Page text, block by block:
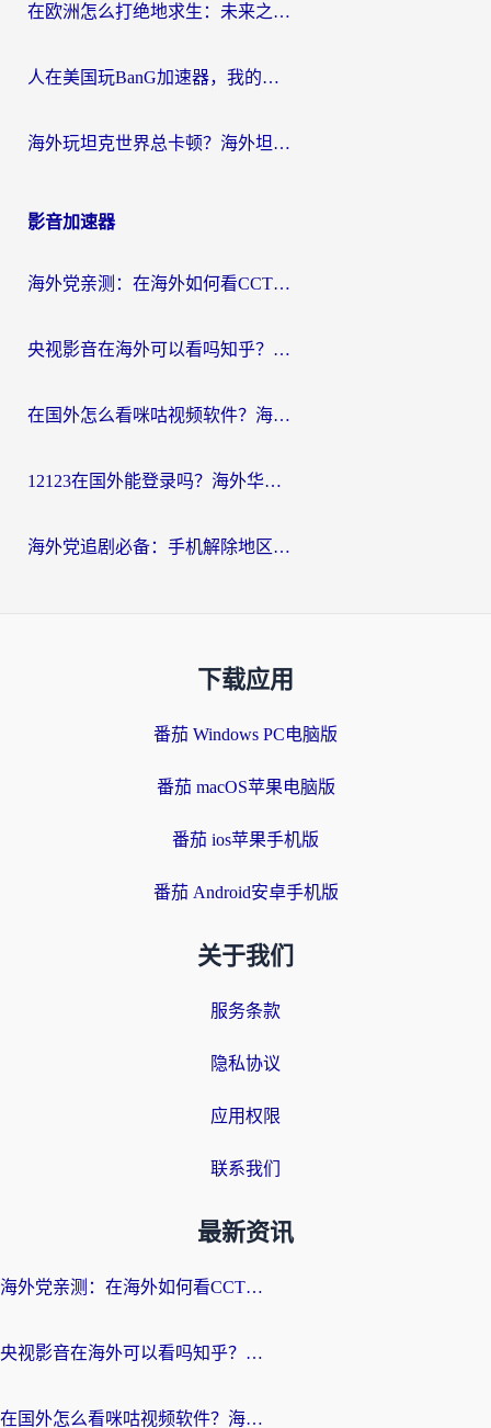
在欧洲怎么打绝地求生：未来之役不卡？留学生亲测的加速器避坑指南
人在美国玩BanG加速器，我的延迟终于绿了
海外玩坦克世界总卡顿？海外坦克世界加速器有哪些？实测好用的选择在这里
影音加速器
海外党亲测：在海外如何看CCTV？告别“仅限大陆播放”的实用指南
央视影音在海外可以看吗知乎？留学生亲测：3步解决地域限制+追剧自由
在国外怎么看咪咕视频软件？海外党亲测有效的回国加速方案
12123在国外能登录吗？海外华人必看的回国加速实用指南
海外党追剧必备：手机解除地区限制app怎么选？解决央视视频&国内剧地区限制全指南
下载应用
番茄 Windows PC电脑版
番茄 macOS苹果电脑版
番茄 ios苹果手机版
番茄 Android安卓手机版
关于我们
服务条款
隐私协议
应用权限
联系我们
最新资讯
海外党亲测：在海外如何看CCTV？告别“仅限大陆播放”的实用指南
央视影音在海外可以看吗知乎？留学生亲测：3步解决地域限制+追剧自由
在国外怎么看咪咕视频软件？海外党亲测有效的回国加速方案